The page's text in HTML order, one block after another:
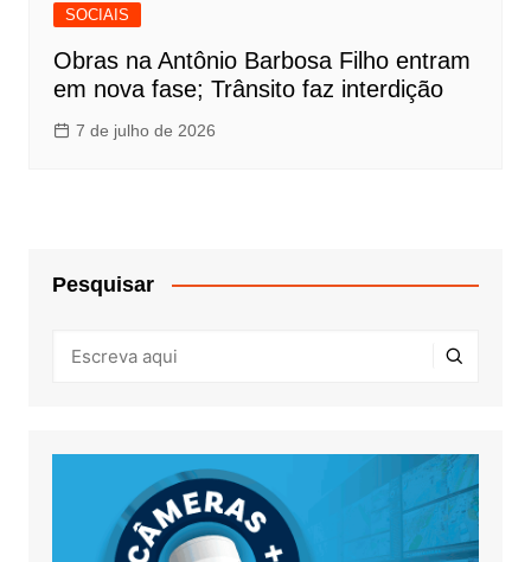
SOCIAIS
Obras na Antônio Barbosa Filho entram
em nova fase; Trânsito faz interdição
7 de julho de 2026
Pesquisar